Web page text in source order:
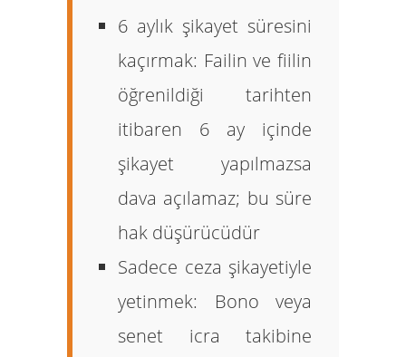
6 aylık şikayet süresini
kaçırmak: Failin ve fiilin
öğrenildiği tarihten
itibaren 6 ay içinde
şikayet yapılmazsa
dava açılamaz; bu süre
hak düşürücüdür
Sadece ceza şikayetiyle
yetinmek: Bono veya
senet icra takibine